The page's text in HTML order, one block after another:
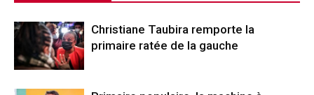
Christiane Taubira remporte la
primaire ratée de la gauche